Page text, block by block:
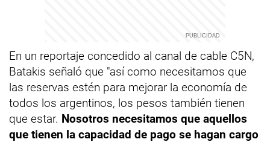
En un reportaje concedido al canal de cable C5N,
Batakis señaló que "así como necesitamos que
las reservas estén para mejorar la economía de
todos los argentinos, los pesos también tienen
que estar. Nosotros necesitamos que aquellos
que tienen la capacidad de pago se hagan cargo